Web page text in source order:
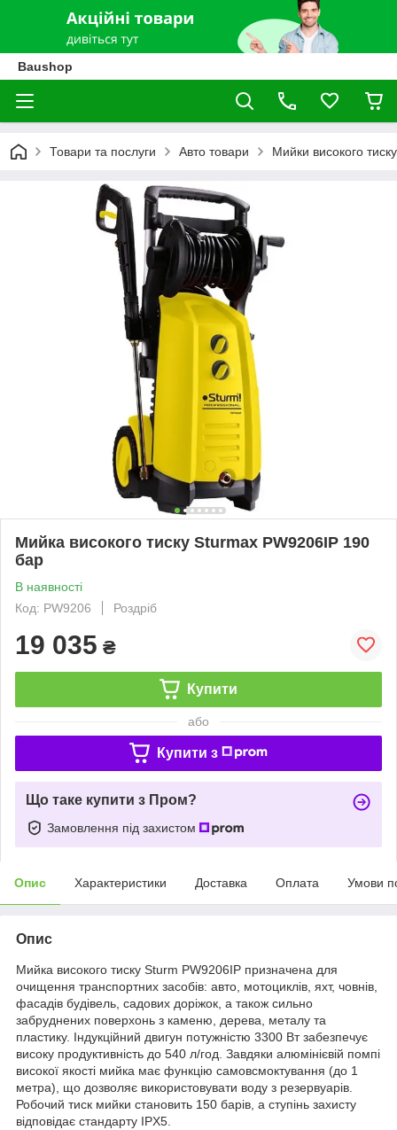
Baushop
Товари та послуги Авто товари Мийки високого тиску
Мийка високого тиску Sturmax PW9206IP 190
бар
В наявності
Код: PW9206
Роздріб
19 035 ₴
Купити
або
Купити з
Що таке купити з Пром?
Замовлення під захистом
Опис Характеристики Доставка Оплата Умови
Опис
Мийка високого тиску Sturm PW9206IP призначена для
очищення транспортних засобів: авто, мотоциклів, яхт, човнів,
фасадів будівель, садових доріжок, а також сильно
забруднених поверхонь з каменю, дерева, металу та
пластику. Індукційний двигун потужністю 3300 Вт забезпечує
високу продуктивність до 540 л/год. Завдяки алюмінієвій помпі
високої якості мийка має функцію самовсмоктування (до 1
метра), що дозволяє використовувати воду з резервуарів.
Робочий тиск мийки становить 150 барів, а ступінь захисту
відповідає стандарту IPX5.